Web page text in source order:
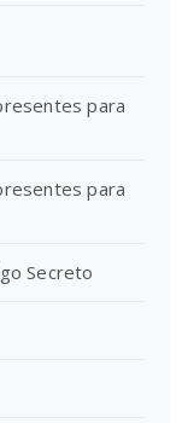
para
para
Secreto